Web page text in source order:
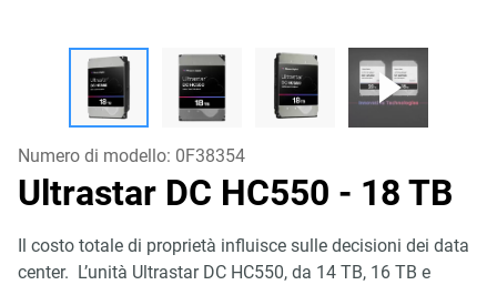
Numero di modello: 0F38354
Ultrastar DC HC550 - 18 TB
Il costo totale di proprietà influisce sulle decisioni dei data
center. L’unità Ultrastar DC HC550, da 14 TB, 16 TB e